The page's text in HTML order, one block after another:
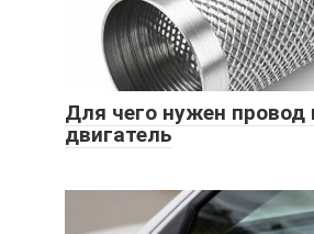
Для чего нужен
двигатель